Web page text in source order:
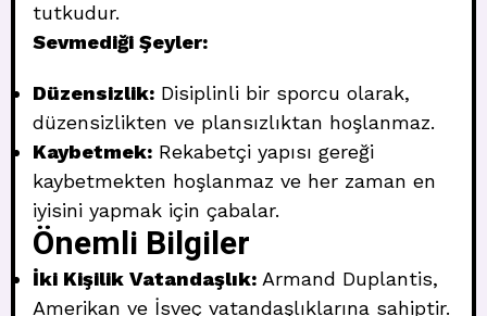
tutkudur.
Sevmediği Şeyler:
Düzensizlik: Disiplinli bir sporcu olarak,
düzensizlikten ve plansızlıktan hoşlanmaz.
Kaybetmek: Rekabetçi yapısı gereği
kaybetmekten hoşlanmaz ve her zaman en
iyisini yapmak için çabalar.
Önemli Bilgiler
İki Kişilik Vatandaşlık: Armand Duplantis,
Amerikan ve İsveç vatandaşlıklarına sahiptir.